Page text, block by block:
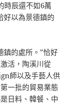
時辰還不如6萬
好以為景德鎮的
鎮的處所。”恰好
活，陶溪川從
師以及手藝人供
一批的貿易業態
是日料、韓餐、中